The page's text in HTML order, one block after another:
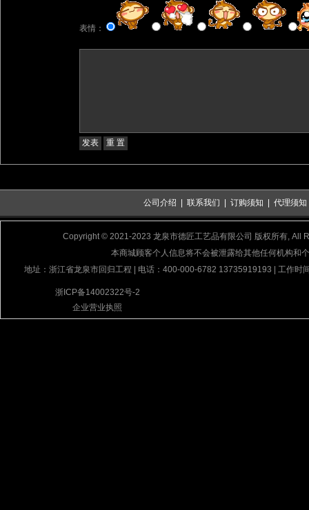
表情：
公司介绍 联系我们 订购须知 代理须知
Copyright © 2021-2023 龙泉市德匠工艺品有限公司 版权所有, All
本商城顾客个人信息将不会被泄露给其他任何机构和
地址：浙江省龙泉市回归工程 | 电话：400-000-6782 13735919193 | 工作时
浙ICP备14002322号-2
企业营业执照